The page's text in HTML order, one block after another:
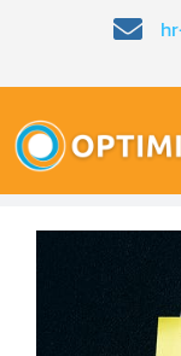
content
หน้าหลัก​
เกี่ยวกับเรา​